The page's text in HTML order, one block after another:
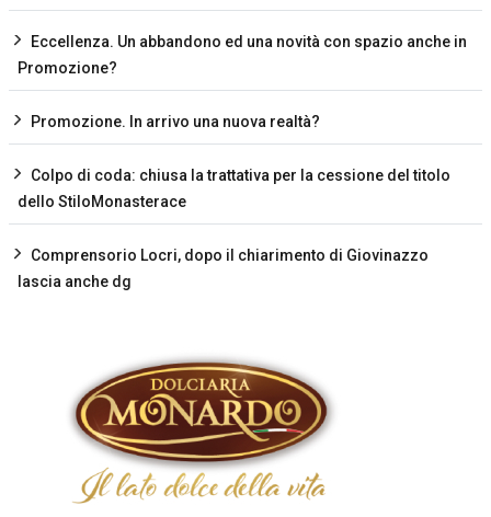
Eccellenza. Un abbandono ed una novità con spazio anche in
Promozione?
Promozione. In arrivo una nuova realtà?
Colpo di coda: chiusa la trattativa per la cessione del titolo
dello StiloMonasterace
Comprensorio Locri, dopo il chiarimento di Giovinazzo
lascia anche dg